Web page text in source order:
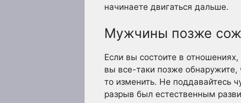
начинаете двигаться дальше.
Мужчины позже
Если вы состоите в
вы все-таки позже обнаружите,
то изменить. Не поддавайтесь
разрыв был естественным